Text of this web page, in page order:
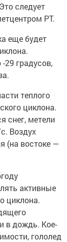
следует
РТ.
еще будет
29 градусов,
теплого
циклона.
снег, метели
Воздух
(на востоке —
активные
циклона.
в дождь. Кое-
гололед